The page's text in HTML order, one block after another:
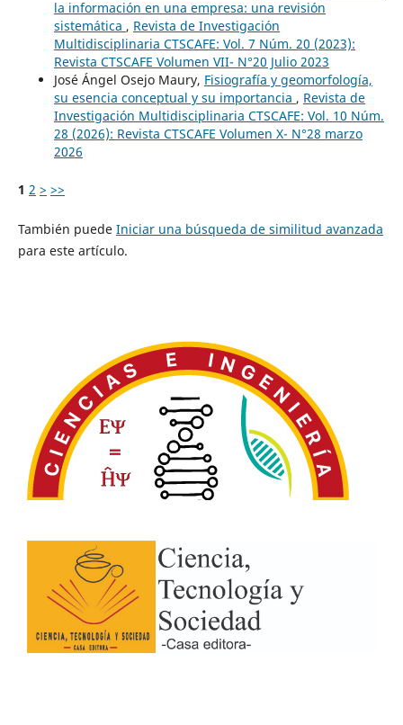
la información en una empresa: una revisión
sistemática , Revista de Investigación
Multidisciplinaria CTSCAFE: Vol. 7 Núm. 20 (2023):
Revista CTSCAFE Volumen VII- N°20 Julio 2023
José Ángel Osejo Maury, Fisiografía y geomorfología,
su esencia conceptual y su importancia , Revista de
Investigación Multidisciplinaria CTSCAFE: Vol. 10 Núm.
28 (2026): Revista CTSCAFE Volumen X- N°28 marzo
2026
1 2 > >>
También puede Iniciar una búsqueda de similitud avanzada
para este artículo.